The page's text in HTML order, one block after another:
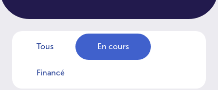
Tous En cours
Financé